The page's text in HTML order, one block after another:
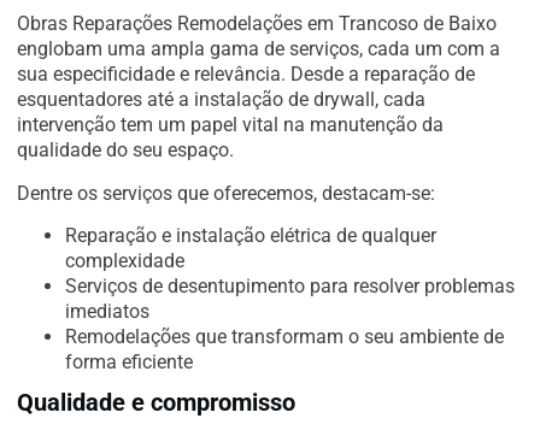
Obras Reparações Remodelações em Trancoso de Baixo
englobam uma ampla gama de serviços, cada um com a
sua especificidade e relevância. Desde a reparação de
esquentadores até a instalação de drywall, cada
intervenção tem um papel vital na manutenção da
qualidade do seu espaço.
Dentre os serviços que oferecemos, destacam-se:
Reparação e instalação elétrica de qualquer
complexidade
Serviços de desentupimento para resolver problemas
imediatos
Remodelações que transformam o seu ambiente de
forma eficiente
Qualidade e compromisso